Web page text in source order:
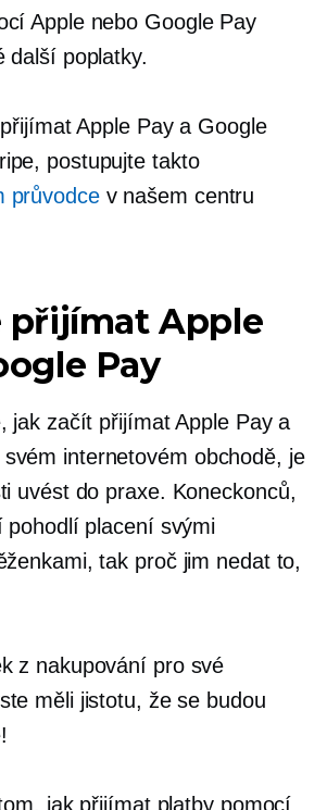
Apple nebo Google Pay
další poplatky.
Apple Pay a Google
postupujte takto
průvodcev našem centru
přijímat Apple
Pay
jak začít přijímat Apple Pay a
internetovém obchodě, je
uvést do praxe. Koneckonců,
pohodlí placení svými
tak proč jim nedat to,
z nakupování pro své
měli jistotu, že se budou
jak přijímat platby pomocí